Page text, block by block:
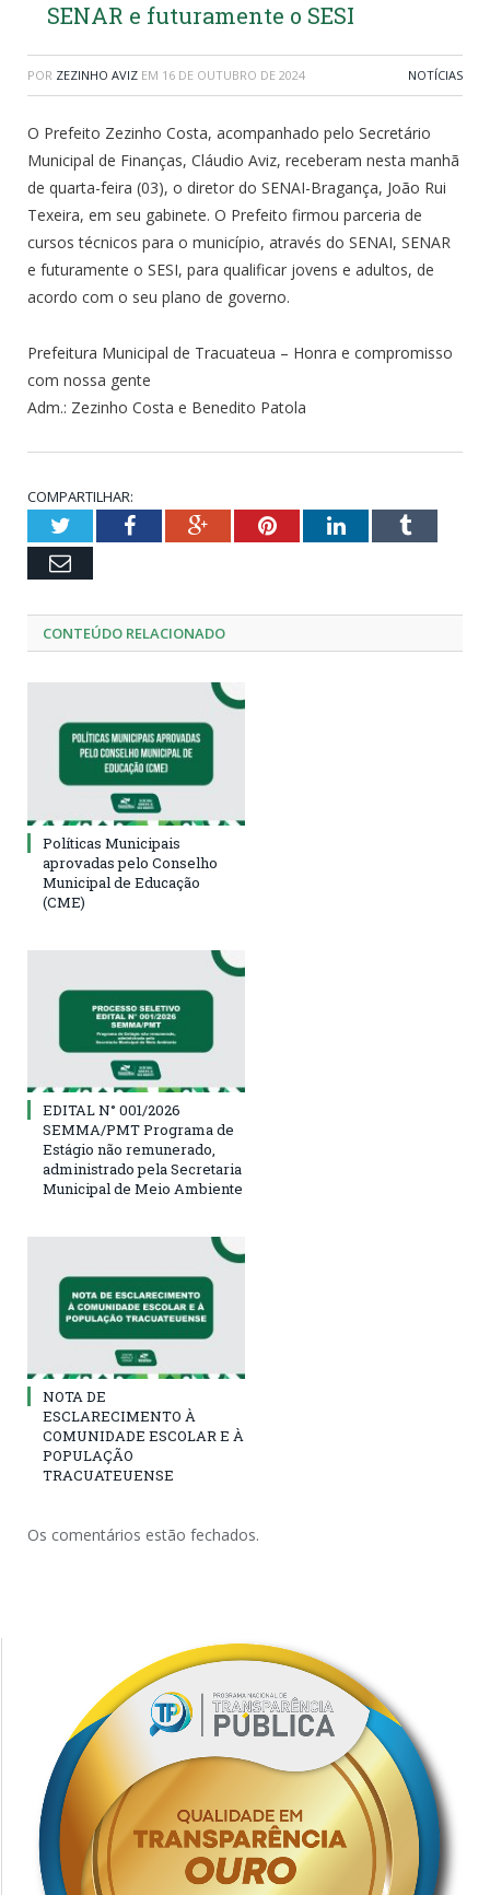
SENAR e futuramente o SESI
POR ZEZINHO AVIZ EM 16 DE OUTUBRO DE 2024 NOTÍCIAS
O Prefeito Zezinho Costa, acompanhado pelo Secretário
Municipal de Finanças, Cláudio Aviz, receberam nesta manhã
de quarta-feira (03), o diretor do SENAI-Bragança, João Rui
Texeira, em seu gabinete. O Prefeito firmou parceria de
cursos técnicos para o município, através do SENAI, SENAR
e futuramente o SESI, para qualificar jovens e adultos, de
acordo com o seu plano de governo.
Prefeitura Municipal de Tracuateua – Honra e compromisso
com nossa gente
Adm.: Zezinho Costa e Benedito Patola
COMPARTILHAR:
TwitterFacebookGoogle+PinterestLinkedInTumblr
Email
CONTEÚDO RELACIONADO
Políticas Municipais
aprovadas pelo Conselho
Municipal de Educação
(CME)
EDITAL N° 001/2026
SEMMA/PMT Programa de
Estágio não remunerado,
administrado pela Secretaria
Municipal de Meio Ambiente
NOTA DE
ESCLARECIMENTO À
COMUNIDADE ESCOLAR E À
POPULAÇÃO
TRACUATEUENSE
Os comentários estão fechados.